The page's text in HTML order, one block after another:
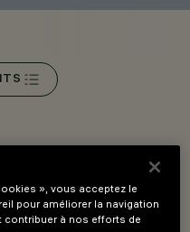
routier avec sources
», vous acceptez le
pour améliorer la navigation
contribuer à nos efforts de